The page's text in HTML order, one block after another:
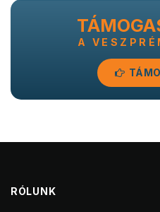
A
RÓLUNK